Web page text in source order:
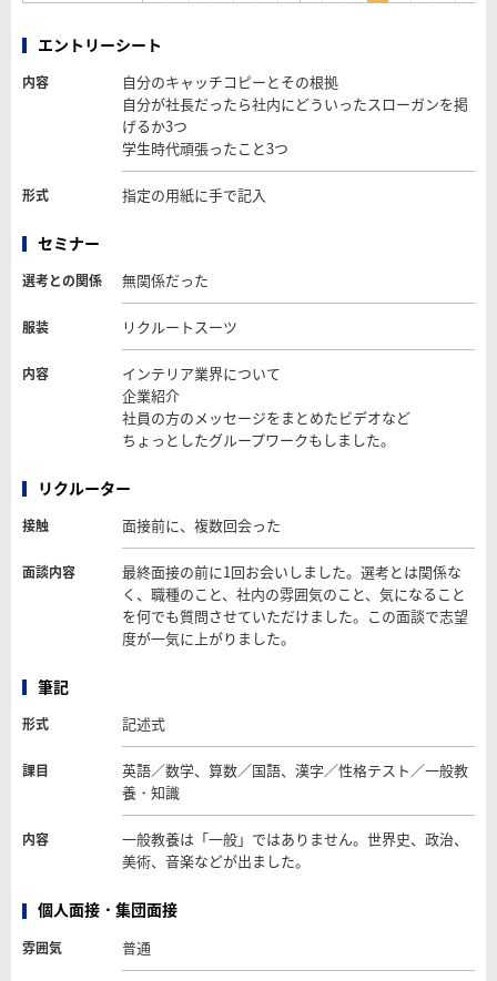
エントリーシート
内容
自分のキャッチコピーとその根拠
自分が社長だったら社内にどういったスローガンを掲
げるか3つ
学生時代頑張ったこと3つ
形式 指定の用紙に手で記入
セミナー
選考との関係 無関係だった
服装 リクルートスーツ
内容
インテリア業界について
企業紹介
社員の方のメッセージをまとめたビデオなど
ちょっとしたグループワークもしました。
リクルーター
接触 面接前に、複数回会った
面談内容
最終面接の前に1回お会いしました。選考とは関係な
く、職種のこと、社内の雰囲気のこと、気になること
を何でも質問させていただけました。この面談で志望
度が一気に上がりました。
筆記
形式 記述式
課目
英語／数学、算数／国語、漢字／性格テスト／一般教
養・知識
内容
一般教養は「一般」ではありません。世界史、政治、
美術、音楽などが出ました。
個人面接・集団面接
雰囲気 普通